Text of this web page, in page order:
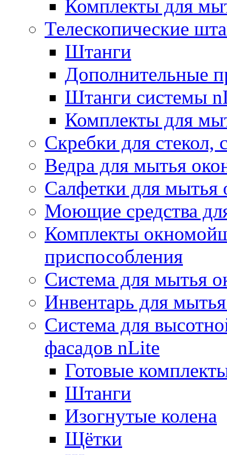
Комплекты для
Телескопические
Штанги
Дополнительные
Штанги системы
Комплекты для
Скребки для стекол,
Ведра для мытья
Салфетки для мытья
Моющие средства
Комплекты
приспособления
Система для мытья
Инвентарь для
Система для
фасадов nLite
Готовые
Штанги
Изогнутые колена
Щётки